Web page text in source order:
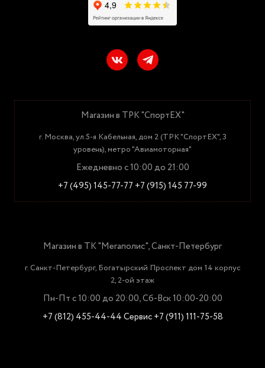
Магазин в ТРК "СпортЕХ"
г. Москва, ул.5-я Кабельная, дом 2 (ТРК "СпортЕХ", 3
уровень), метро "Авиамоторная"
Ежедневно с 10:00 до 21:00
+7 (495) 145-77-77 +7 (915) 145 77-99
Магазин в ТК "Мегаполис", Санкт-Петербург
г. Санкт-Петербург, Богатырский Проспект дом 14 корпус
2, 2-ой этаж
Пн-Пт с 10:00 до 20:00, Сб-Вск 10:00-20:00
+7 (812) 455-44-44Сервис +7 (911) 111-75-58